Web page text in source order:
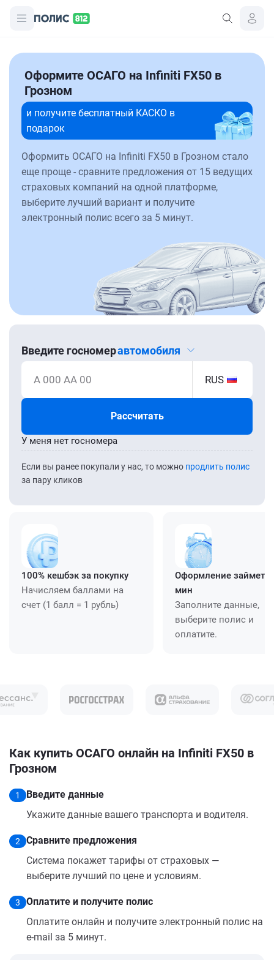
Оформите ОСАГО на Infiniti FX50 в
Грозном
и получите бесплатный КАСКО в
подарок
Оформить ОСАГО на Infiniti FX50 в Грозном стало
еще проще - сравните предложения от 15 ведущих
страховых компаний на одной платформе,
выберите лучший вариант и получите
электронный полис всего за 5 минут.
Введите госномеравтомобиля
А 000 АА 00 RUS
Рассчитать
Если вы ранее покупали у нас, то можно продлить полис
за пару кликов
У меня нет госномера
100% кешбэк за покупку
Начисляем баллами на
счет (1 балл = 1 рубль)
Оформление займет
мин
Заполните данные,
выберите полис и
оплатите.
Как купить ОСАГО онлайн на Infiniti FX50 в
Грозном
1
Введите данные
Укажите данные вашего транспорта и водителя.
2
Сравните предложения
Система покажет тарифы от страховых —
выберите лучший по цене и условиям.
3
Оплатите и получите полис
Оплатите онлайн и получите электронный полис на
e-mail за 5 минут.